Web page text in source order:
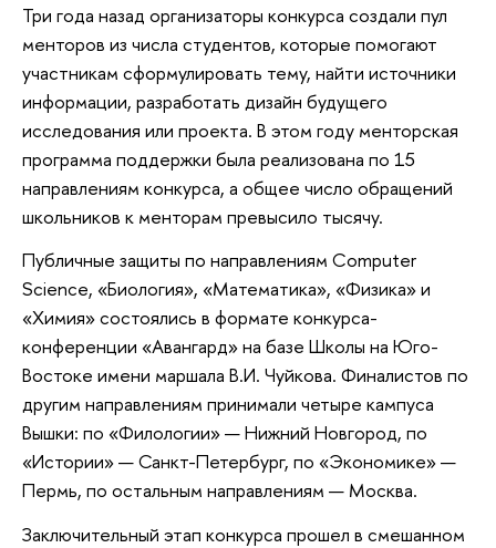
Три года назад организаторы конкурса создали пул
менторов из числа студентов, которые помогают
участникам сформулировать тему, найти источники
информации, разработать дизайн будущего
исследования или проекта. В этом году менторская
программа поддержки была реализована по 15
направлениям конкурса, а общее число обращений
школьников к менторам превысило тысячу.
Публичные защиты по направлениям Computer
Science, «Биология», «Математика», «Физика» и
«Химия» состоялись в формате конкурса-
конференции «Авангард» на базе Школы на Юго-
Востоке имени маршала В.И. Чуйкова. Финалистов по
другим направлениям принимали четыре кампуса
Вышки: по «Филологии» — Нижний Новгород, по
«Истории» — Санкт-Петербург, по «Экономике» —
Пермь, по остальным направлениям — Москва.
Заключительный этап конкурса прошел в смешанном